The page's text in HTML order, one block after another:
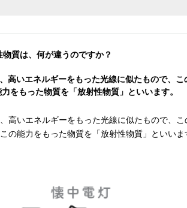
物質は、何が違うのですか？
高いエネルギーをもった光線に似たもので、
をもった物質を「放射性物質」といいます。
高いエネルギーをもった光線に似たもので、こ
の能力をもった物質を「放射性物質」といいま